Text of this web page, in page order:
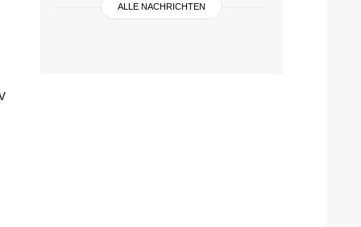
ALLE NACHRICHTEN